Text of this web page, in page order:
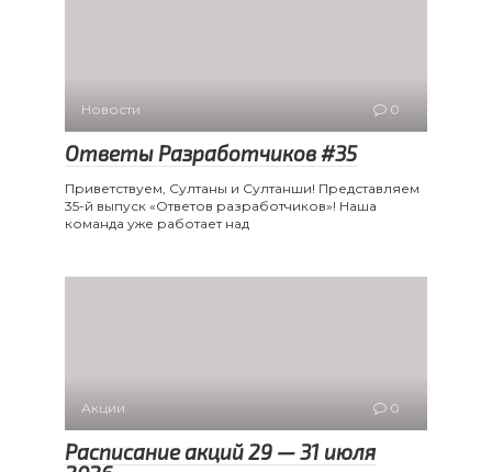
Новости 0
Ответы Разработчиков #35
Приветствуем, Султаны и Султанши! Представляем
35-й выпуск «Ответов разработчиков»! Наша
команда уже работает над
Акции 0
Расписание акций 29 — 31 июля